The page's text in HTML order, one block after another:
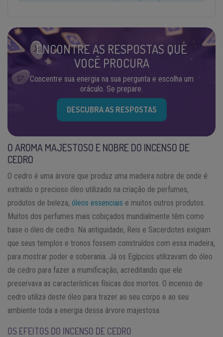
ENCONTRE AS RESPOSTAS QUE
VOCÊ PROCURA
Concentre sua energia na sua pergunta e escolha um
oráculo. Se prepare.
DESCUBRA AS RESPOSTAS
O AROMA MAJESTOSO E NOBRE DO INCENSO DE
CEDRO
O cedro é uma árvore que produz uma madeira nobre de onde é
extraído o precioso óleo utilizado na criação de perfumes,
produtos de beleza, óleos essenciais e muitos outros produtos.
Muitos dos perfumes mais cobiçados mundialmente têm como
base o óleo de cedro. Na antiguidade, Reis e Sacerdotes exigiam
que seus templos e tronos fossem construídos com essa madeira,
para mostrar poder e soberania. Já os Egípcios utilizavam do óleo
de cedro para fazer a mumificação, acreditando que ele
preservava as características físicas dos mortos. O incenso de
cedro utiliza deste óleo para trazer ao seu corpo e ao seu
ambiente toda a energia dessa árvore majestosa.
OS EFEITOS DO INCENSO DE CEDRO